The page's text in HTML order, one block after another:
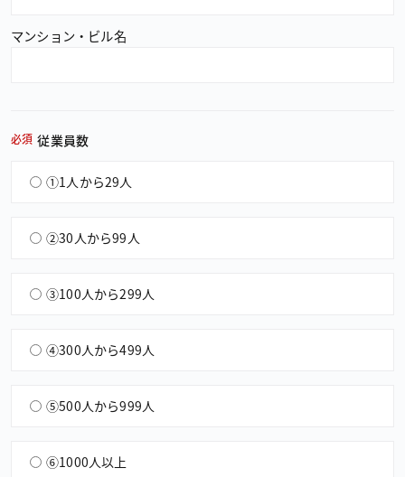
マンション・ビル名
必須 従業員数
①1人から29人
②30人から99人
③100人から299人
④300人から499人
⑤500人から999人
⑥1000人以上